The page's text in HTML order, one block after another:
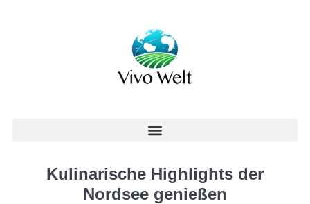
Kulinarische Highlights der
Nordsee genießen